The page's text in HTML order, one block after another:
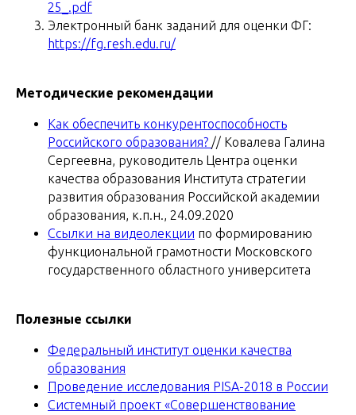
25_.pdf
Электронный банк заданий для оценки ФГ:
https://fg.resh.edu.ru/
Методические рекомендации
Как обеспечить конкурентоспособность
Российского образования? // Ковалева Галина
Сергеевна, руководитель Центра оценки
качества образования Института стратегии
развития образования Российской академии
образования, к.п.н., 24.09.2020
Ссылки на видеолекции по формированию
функциональной грамотности Московского
государственного областного университета
Полезные ссылки
Федеральный институт оценки качества
образования
Проведение исследования PISA-2018 в России
Системный проект «Совершенствование